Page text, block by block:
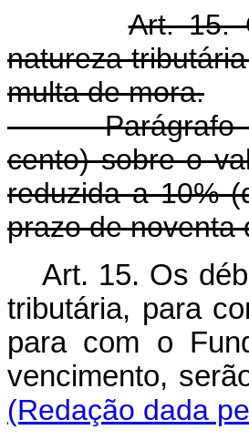
Art. 15.
natureza
multa de mora.
Parágrafo
cento) sobre o
reduzida a 10%
prazo de noventa
Art. 15. Os
tributária, para
para com o
vencimento,
(Redação dada